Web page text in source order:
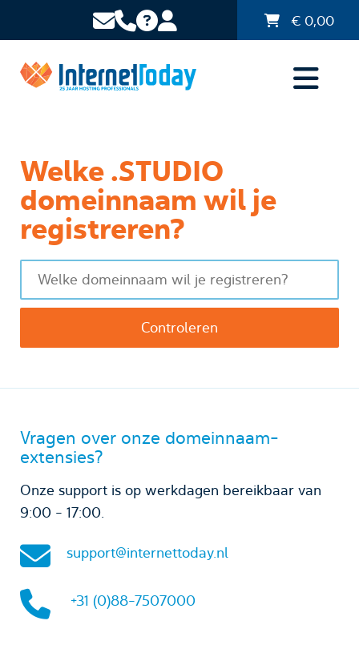
€ 0,00
Welke .STUDIO
domeinnaam wil je
registreren?
Vragen over onze domeinnaam-
extensies?
Onze support is op werkdagen bereikbaar van
9:00 - 17:00.
support@internettoday.nl
+31 (0)88-7507000